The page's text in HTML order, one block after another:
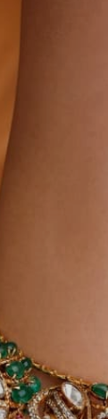
पोल्की
की ये सुंदर
फील देगी।